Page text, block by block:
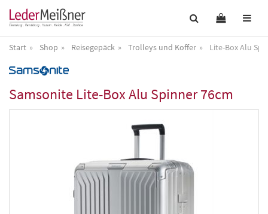
Start Shop Reisegepäck Trolleys und Koffer Lite-Box Alu
Samsonite Lite-Box Alu Spinner 76cm